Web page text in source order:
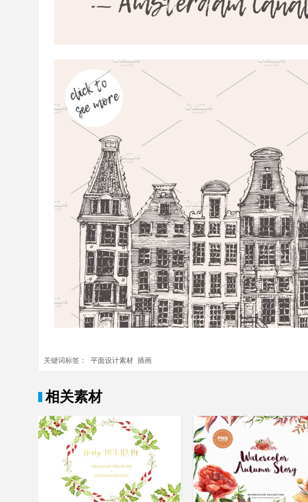
关键词标签： 平面设计素材 插画
相关素材